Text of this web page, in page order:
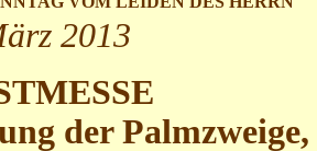
2013
der Palmzweige,